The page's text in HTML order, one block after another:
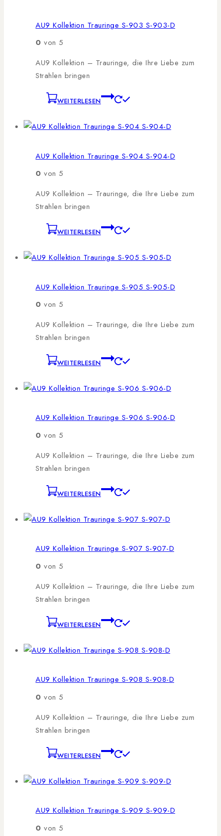
AU9 Kollektion Trauringe S-903 S-903-D
0 von 5
AU9 Kollektion – Trauringe, die Ihre Liebe zum
Strahlen bringen
WEITERLESEN
AU9 Kollektion Trauringe S-904 S-904-D
0 von 5
AU9 Kollektion – Trauringe, die Ihre Liebe zum
Strahlen bringen
WEITERLESEN
AU9 Kollektion Trauringe S-905 S-905-D
0 von 5
AU9 Kollektion – Trauringe, die Ihre Liebe zum
Strahlen bringen
WEITERLESEN
AU9 Kollektion Trauringe S-906 S-906-D
0 von 5
AU9 Kollektion – Trauringe, die Ihre Liebe zum
Strahlen bringen
WEITERLESEN
AU9 Kollektion Trauringe S-907 S-907-D
0 von 5
AU9 Kollektion – Trauringe, die Ihre Liebe zum
Strahlen bringen
WEITERLESEN
AU9 Kollektion Trauringe S-908 S-908-D
0 von 5
AU9 Kollektion – Trauringe, die Ihre Liebe zum
Strahlen bringen
WEITERLESEN
AU9 Kollektion Trauringe S-909 S-909-D
0 von 5